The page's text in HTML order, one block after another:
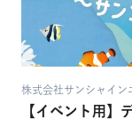
株式会社サンシャイン
【イベント用】